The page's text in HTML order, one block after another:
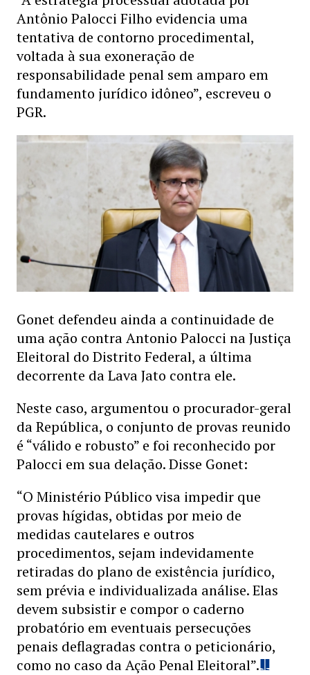
Antônio Palocci Filho evidencia uma
tentativa de contorno procedimental,
voltada à sua exoneração de
responsabilidade penal sem amparo em
fundamento jurídico idôneo”, escreveu o
PGR.
Gonet defendeu ainda a continuidade de
uma ação contra Antonio Palocci na Justiça
Eleitoral do Distrito Federal, a última
decorrente da Lava Jato contra ele.
Neste caso, argumentou o procurador-geral
da República, o conjunto de provas reunido
é “válido e robusto” e foi reconhecido por
Palocci em sua delação. Disse Gonet:
“O Ministério Público visa impedir que
provas hígidas, obtidas por meio de
medidas cautelares e outros
procedimentos, sejam indevidamente
retiradas do plano de existência jurídico,
sem prévia e individualizada análise. Elas
devem subsistir e compor o caderno
probatório em eventuais persecuções
penais deflagradas contra o peticionário,
como no caso da Ação Penal Eleitoral”.